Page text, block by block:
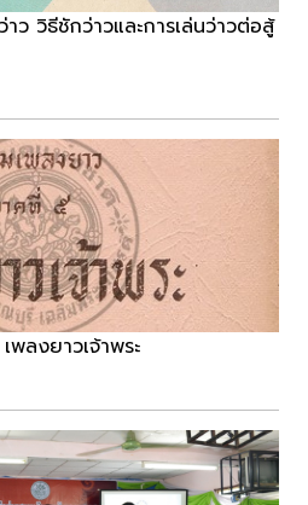
ว วิธีชักว่าวและการเล่นว่าวต่อสู้
พลงยาวเจ้าพระ